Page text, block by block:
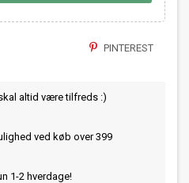
PINTEREST
altid være tilfreds :)
ved køb over 399
1-2 hverdage!